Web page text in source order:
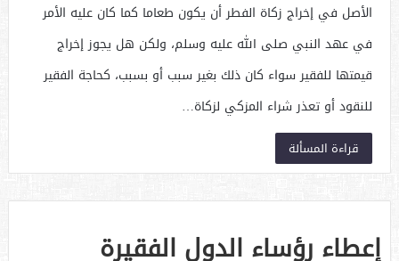
الأصل في إخراج زكاة الفطر أن يكون طعاما كما كان عليه الأمر
في عهد النبي صلى الله عليه وسلم، ولكن هل يجوز إخراج
قيمتها للفقير سواء كان ذلك بغير سبب أو بسبب، كحاجة الفقير
للنقود أو تعذر شراء المزكي لزكاة…
قراءة المسألة
إعطاء رؤساء الدول الفقيرة